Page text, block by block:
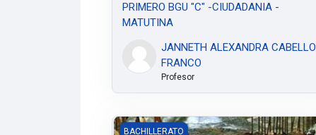
PRIMERO BGU "C" -CIUDADANIA -
MATUTINA
JANNETH ALEXANDRA CABELLO
FRANCO
Profesor
HISTORIA JORNADA MATUTINA 3ERO.D
BACHILLERATO